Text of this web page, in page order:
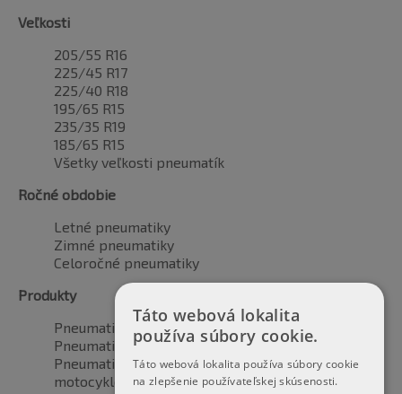
Veľkosti
205/55 R16
225/45 R17
225/40 R18
195/65 R15
235/35 R19
185/65 R15
Všetky veľkosti pneumatík
Ročné obdobie
Letné pneumatiky
Zimné pneumatiky
Celoročné pneumatiky
Produkty
Pneumatiky pre automobily
Pneumatiky pre SUV / 4x4
Pneumatiky pre dodávku
motocyklové pneumatiky
Táto webová lokalita
používa súbory cookie.
Táto webová lokalita používa súbory cookie
na zlepšenie používateľskej skúsenosti.